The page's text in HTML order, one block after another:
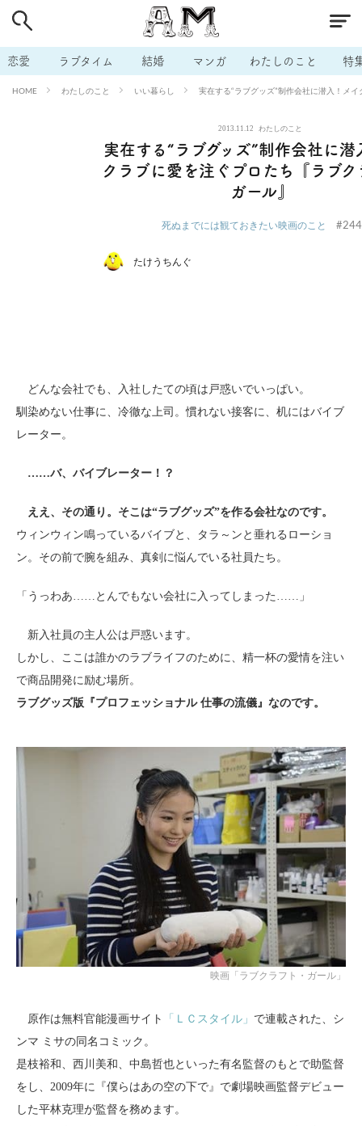
恋愛 ラブタイム 結婚 マンガ わたしのこと 特
HOME わたしのこと いい暮らし 実在する“ラブグッズ”制作会社に潜入！メ
2013.11.12 わたしのこと
実在する“ラブグッズ”制作会社に潜
クラブに愛を注ぐプロたち『ラブ
ガール』
死ぬまでには観ておきたい映画のこと #244
たけうちんぐ
どんな会社でも、入社したての頃は戸惑いでいっぱい。
馴染めない仕事に、冷徹な上司。慣れない接客に、机にはバイブ
レーター。
……バ、バイブレーター！？
ええ、その通り。そこは“ラブグッズ”を作る会社なのです。
ウィンウィン鳴っているバイブと、タラ～ンと垂れるローショ
ン。その前で腕を組み、真剣に悩んでいる社員たち。
「うっわあ……とんでもない会社に入ってしまった……」
新入社員の主人公は戸惑います。
しかし、ここは誰かのラブライフのために、精一杯の愛情を注い
で商品開発に励む場所。
ラブグッズ版『プロフェッショナル 仕事の流儀』なのです。
映画「ラブクラフト・ガール」
原作は無料官能漫画サイト 「ＬＣスタイル」 で連載された、シ
ンマ ミサの同名コミック。
是枝裕和、西川美和、中島哲也といった有名監督のもとで助監督
をし、2009年に『僕らはあの空の下で』で劇場映画監督デビュー
した平林克理が監督を務めます。
# 男の本音 # セフレ # 不倫
# 出会う方法 # マッチングアプリ # ラブグッズ # 体の相